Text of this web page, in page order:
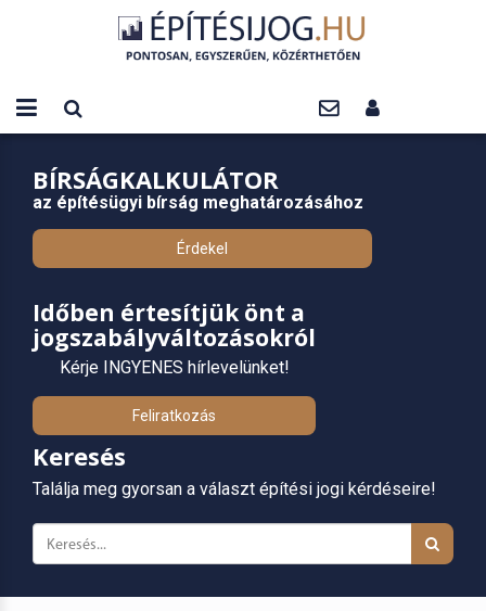
BÍRSÁGKALKULÁTOR
az építésügyi bírság meghatározásához
Érdekel
Időben értesítjük önt a
jogszabályváltozásokról
Kérje INGYENES hírlevelünket!
Feliratkozás
Keresés
Találja meg gyorsan a választ építési jogi kérdéseire!